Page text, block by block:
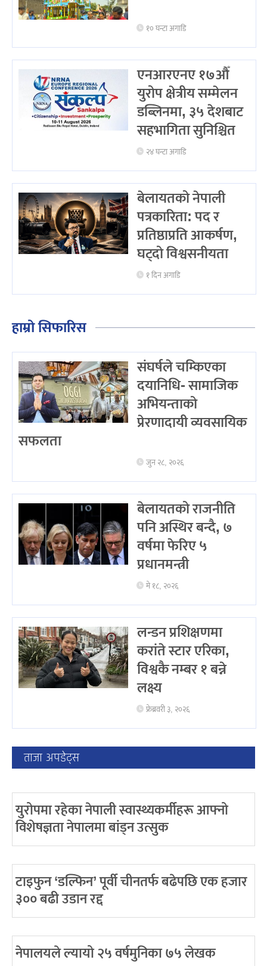
१० घन्टा अगाडि
एनआरएनए १७औँ
युरोप क्षेत्रीय सम्मेलन
डब्लिनमा, ३५ देशबाट
सहभागिता सुनिश्चित
२४ घन्टा अगाडि
बेलायतको नेपाली
पत्रकारिता: पद र
प्रतिष्ठाप्रति आकर्षण,
घट्दो विश्वसनीयता
१ दिन अगाडि
हाम्रो सिफारिस
संघर्षले चम्किएका
दयानिधि- सामाजिक
अभियन्ताको
प्रेरणादायी व्यवसायिक
सफलता
जुन २८, २०२६
बेलायतको राजनीति
पनि अस्थिर बन्दै, ७
वर्षमा फेरिए ५
प्रधानमन्त्री
मे १८, २०२६
लन्डन प्रशिक्षणमा
करांते स्टार एरिका,
विश्वकै नम्बर १ बन्ने
लक्ष्य
फ्रेब्रवरी ३, २०२६
ताजा अपडेट्स
युरोपमा रहेका नेपाली स्वास्थ्यकर्मीहरू आफ्नो
विशेषज्ञता नेपालमा बांड्न उत्सुक
टाइफुन ‘डल्फिन’ पूर्वी चीनतर्फ बढेपछि एक हजार
३०० बढी उडान रद्द
नेपालयले ल्यायो २५ वर्षमुनिका ७५ लेखक